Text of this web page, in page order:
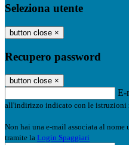
Seleziona utente
button close ×
Recupero password
button close ×
E-
all'indirizzo indicato con le istruzioni
Non hai una e-mail associata al nome
tramite la Login Spaggiari